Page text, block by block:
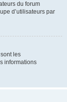
du forum
d’utilisateurs par
les
informations